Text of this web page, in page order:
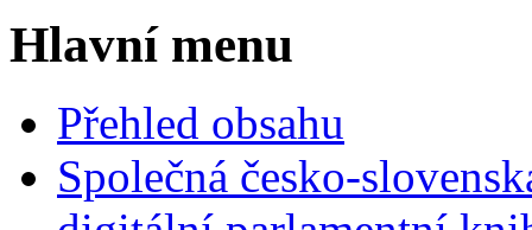
Hlavní menu
Přehled obsahu
Společná česko-